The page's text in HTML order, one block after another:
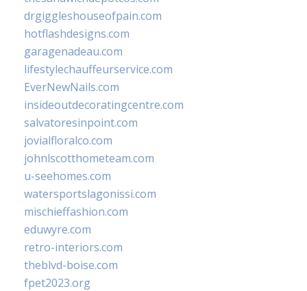
drgiggleshouseofpain.com
hotflashdesigns.com
garagenadeau.com
lifestylechauffeurservice.com
EverNewNails.com
insideoutdecoratingcentre.com
salvatoresinpoint.com
jovialfloralco.com
johnlscotthometeam.com
u-seehomes.com
watersportslagonissi.com
mischieffashion.com
eduwyre.com
retro-interiors.com
theblvd-boise.com
fpet2023.org